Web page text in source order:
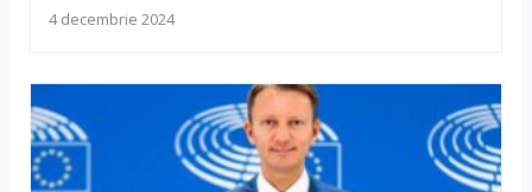
4 decembrie 2024